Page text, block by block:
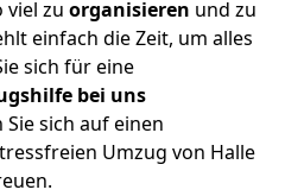
viel zu organisieren und zu
einfach die Zeit, um alles
sich für eine
bei uns
sich auf einen
Umzug von Halle